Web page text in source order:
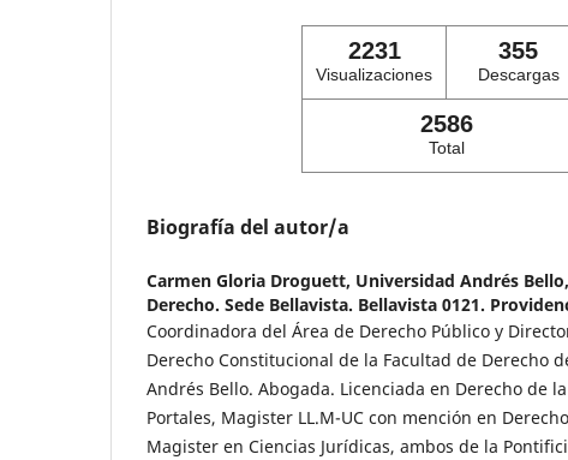
2231
Visualizaciones
355
Descargas
2586
Total
Biografía del autor/a
Carmen Gloria Droguett, Universidad Andrés
Derecho. Sede Bellavista. Bellavista 0121.
Coordinadora del Área de Derecho Público y
Derecho Constitucional de la Facultad de Derecho
Andrés Bello. Abogada. Licenciada en Derecho de
Portales, Magister LL.M-UC con mención en
Magister en Ciencias Jurídicas, ambos de la